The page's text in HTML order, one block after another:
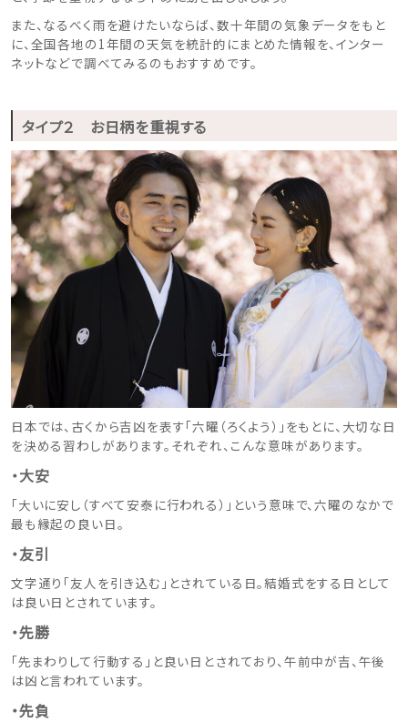
また、なるべく雨を避けたいならば、数十年間の気象データをもと
に、全国各地の1年間の天気を統計的にまとめた情報を、インター
ネットなどで調べてみるのもおすすめです。
タイプ２ お日柄を重視する
日本では、古くから吉凶を表す「六曜（ろくよう）」をもとに、大切な日
を決める習わしがあります。それぞれ、こんな意味があります。
・大安
「大いに安し（すべて安泰に行われる）」という意味で、六曜のなかで
最も縁起の良い日。
・友引
文字通り「友人を引き込む」とされている日。結婚式をする日として
は良い日とされています。
・先勝
「先まわりして行動する」と良い日とされており、午前中が吉、午後
は凶と言われています。
・先負